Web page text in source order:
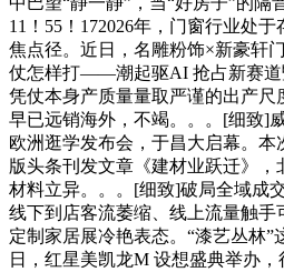
11！55！172026年，门窗行业处
焦点径。近日，名雕粉饰×新豪轩
仗怎样打——潮起驱AI 抢占新赛道
凭仗本身产质量量取严谨的出产
早已远销海外，不竭。。。[细致]
欧洲逛学发布会，于昌大启幕。
版头条刊发文章《建材业跃迁》，
材料立异。。。[细致]破局全域成
线下到店客流萎缩、线上流量触手
定制家居展冷艳表态。“漆艺丛林
日，红星美凯龙M 设想盛典举办